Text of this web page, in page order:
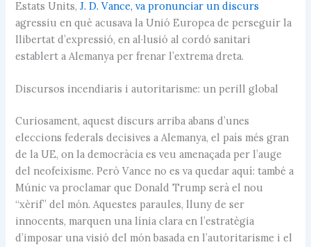
Estats Units,J. D. Vance, va pronunciar un discurs
agressiu en què acusava la Unió Europea de perseguir la
llibertat d’expressió, en al·lusió al cordó sanitari
establert a Alemanya per frenar l’extrema dreta.
Discursos incendiaris i autoritarisme: un perill global
Curiosament, aquest discurs arriba abans d’unes
eleccions federals decisives a Alemanya, el país més gran
de la UE, on la democràcia es veu amenaçada per l’auge
del neofeixisme. Però Vance no es va quedar aquí: també a
Múnic va proclamar que Donald Trump serà el nou
“xèrif” del món. Aquestes paraules, lluny de ser
innocents, marquen una línia clara en l’estratègia
d’imposar una visió del món basada en l’autoritarisme i el